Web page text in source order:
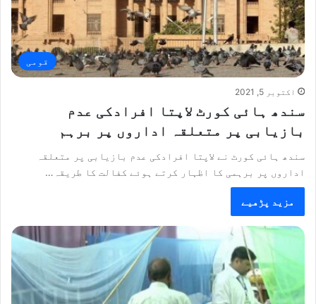
قومی
اکتوبر 5, 2021
سندھ ہائی کورٹ لاپتا افرادکی عدم
بازیابی پر متعلقہ اداروں پر برہم
سندھ ہائی کورٹ نے لاپتا افرادکی عدم بازیابی پر متعلقہ
اداروں پر برہمی کا اظہار کرتے ہوئے کفالت کا طریقہ…
مزید پڑھیے